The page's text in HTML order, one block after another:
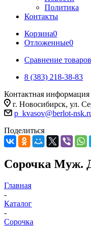
Политика
Контакты
Корзина0
Отложенные0
Сравнение товаров
8 (383) 218-38-83
Контактная информация
г. Новосибирск, ул.
p_kvasov@berlot-
Поделиться
Сорочка Муж.
Главная
-
Каталог
-
Сорочка